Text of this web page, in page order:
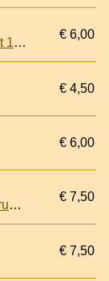
Driving and maintenance Renault 16 Range
€ 6,00
€ 4,50
€ 6,00
Fiat Punto Instructieboekje + Instructieboekje Autoradio
€ 7,50
€ 7,50